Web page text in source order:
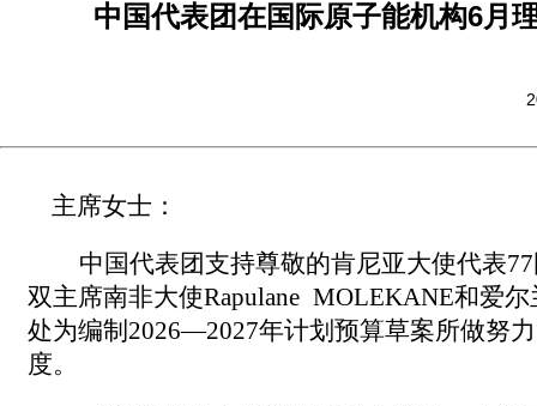
中国代表团在国际原子能机构6月
主席女士：
中国代表团支持尊敬的肯尼亚大使代表
双主席南非大使Rapulane MOLEKANE和爱
处为编制2026—2027年计划预算草案所做努
度。